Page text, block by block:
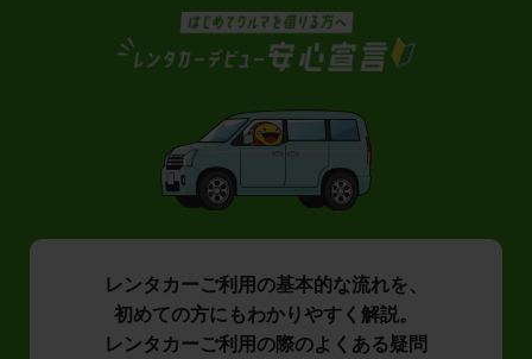
レンタカーご利用の基本的な流れを、
初めての方にもわかりやすく解説。
レンタカーご利用の際のよくある疑問